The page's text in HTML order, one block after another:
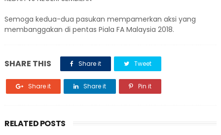
Semoga kedua-dua pasukan mempamerkan aksi yang
membanggakan di pentas Piala FA Malaysia 2018.
SHARE THIS Share it Tweet
Share it Share it Pin it
RELATED POSTS